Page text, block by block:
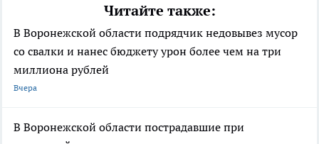
Читайте также:
В Воронежской области подрядчик недовывез мусор
со свалки и нанес бюджету урон более чем на три
миллиона рублей
Вчера
В Воронежской области пострадавшие при